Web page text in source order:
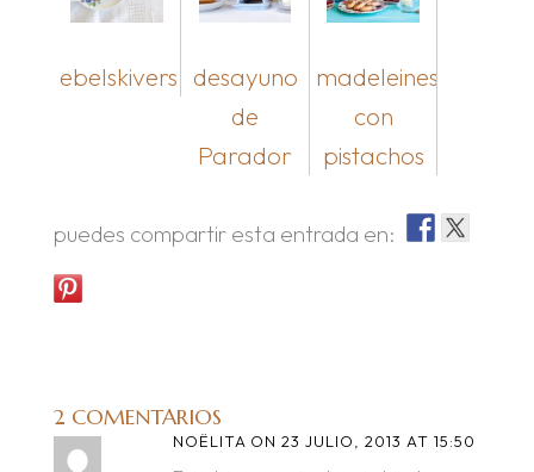
ebelskivers desayuno
de
Parador
madeleines
con
pistachos
puedes compartir esta entrada en:
2 COMENTARIOS
NOËLITA ON 23 JULIO, 2013 AT 15:50